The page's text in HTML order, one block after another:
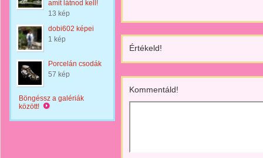
amit látnod kell!
13 kép
dobi602 képei
1 kép
Porcelán csodák
57 kép
Böngéssz a galériák
között!
Értékeld!
Kommentáld!